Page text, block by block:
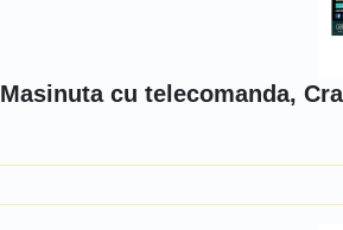
Masinuta cu telecomanda,